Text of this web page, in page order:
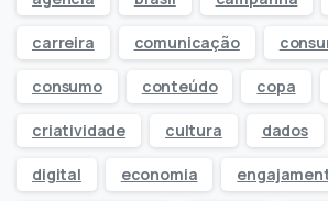
carreira comunicação
consumo conteúdo copa
criatividade cultura dados
digital economia